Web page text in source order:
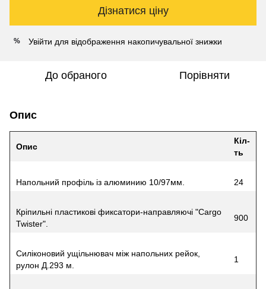
Дізнатися ціну
% Увійти для відображення накопичувальної знижки
До обраного Порівняти
Опис
Опис
Кіл-
ть
Напольний профіль із алюминию 10/97мм. 24
Кріпильні пластикові фиксатори-направляючі "Cargo
Twister".
900
Силіконовий ущільнювач між напольних рейок,
рулон Д.293 м.
1